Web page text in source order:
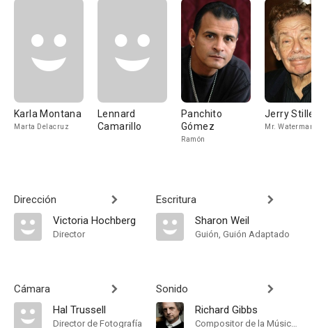
Karla Montana
Marta Delacruz
Lennard
Camarillo
Panchito
Gómez
Ramón
Jerry
Mr.
Dirección
Victoria Hochberg
Director
Cámara
Hal Trussell
Director de Fotografía
Escritura
Sharon Weil
Guión, Guión Adaptado
Sonido
Richard Gibbs
Compositor de la Música Original